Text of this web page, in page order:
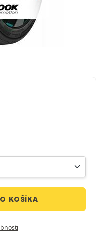
KOŠÍKA